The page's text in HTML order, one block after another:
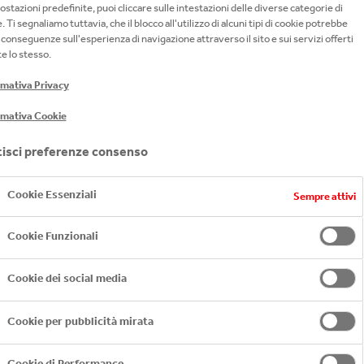
Coca-Cola sono buone.
prodotti, sottolineando i valori di uguaglianza che
in cui operiamo, nella convinzione che solo
di bisogno ma anche nella vita di tutti i giorni.
il Piemonte, l’Abruzzo, la Campania
sono
a rafforzare la diversità e l’inclusione, la
predefinite, puoi cliccare sulle intestazioni delle diverse categorie di
Ti segnaliamo tuttavia, che il blocco all'utilizzo di alcuni tipi di cookie potrebbe
sull'esperienza di navigazione attraverso il sito e sui servizi offerti
lo stesso.
Privacy
Cookie
preferenze consenso
Cookie Essenziali Sempre attivi
Cookie Funzionali
Cookie dei social media
Cookie per pubblicità mirata